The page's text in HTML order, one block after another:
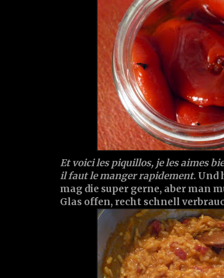
Et voici les piquillos, je les aimes
il faut le manger rapidement. Und
mag die super gerne, aber man
Glas offen, recht schnell